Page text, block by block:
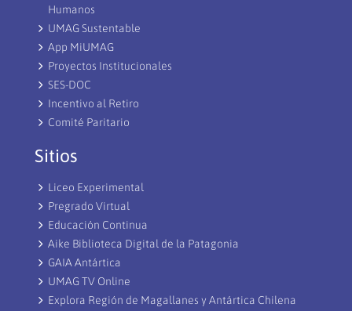
Humanos
UMAG Sustentable
App MiUMAG
Proyectos Institucionales
SES-DOC
Incentivo al Retiro
Comité Paritario
Sitios
Liceo Experimental
Pregrado Virtual
Educación Continua
Aike Biblioteca Digital de la Patagonia
GAIA Antártica
UMAG TV Online
Explora Región de Magallanes y Antártica Chilena